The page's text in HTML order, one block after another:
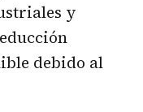
y
debido al